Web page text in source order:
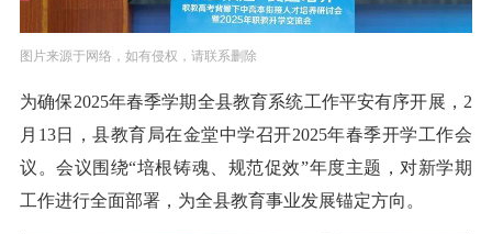
图片来源于网络，如有侵权，请联系删除
为确保2025年春季学期全县教育系统工作平安有序开展，2
月13日，县教育局在金堂中学召开2025年春季开学工作会
议。会议围绕“培根铸魂、规范促效”年度主题，对新学期
工作进行全面部署，为全县教育事业发展锚定方向。